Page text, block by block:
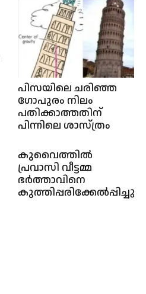
പിസയിലെ ചരിഞ്ഞ
ഗോപുരം നിലം
പതിക്കാത്തതിന്
പിന്നിലെ ശാസ്ത്രം
കുവൈത്തിൽ
പ്രവാസി വീട്ടമ്മ
ഭർത്താവിനെ
കുത്തിപ്പരിക്കേൽപ്പിച്ചു